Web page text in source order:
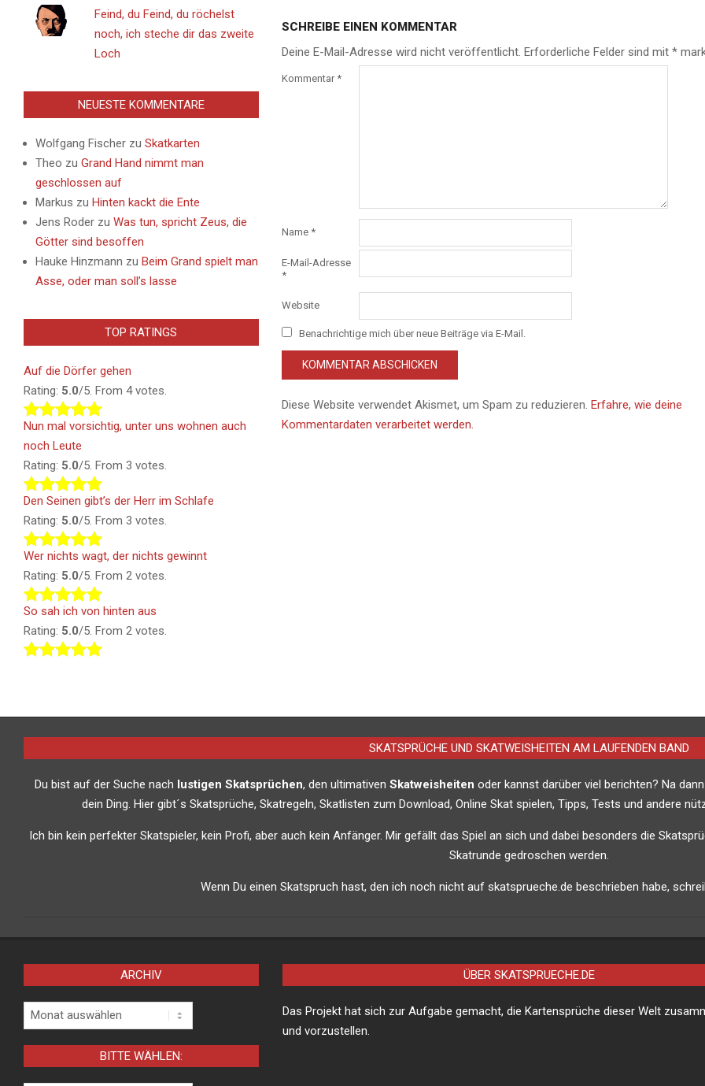
SCHREIBE EINEN KOMMENTAR
Deine E-Mail-Adresse wird nicht veröffentlicht. Erforderliche Felder sind mit *
Kommentar *
Name *
E-Mail-Adresse
*
Website
Benachrichtige mich über neue Beiträge via E-Mail.
Diese Website verwendet Akismet, um Spam zu reduzieren. Erfahre, wie deine
Kommentardaten verarbeitet werden.
Feind, du Feind, du röchelst
noch, ich steche dir das zweite
Loch
NEUESTE KOMMENTARE
Wolfgang Fischer zu Skatkarten
Theo zu Grand Hand nimmt man
geschlossen auf
Markus zu Hinten kackt die Ente
Jens Roder zu Was tun, spricht Zeus, die
Götter sind besoffen
Hauke Hinzmann zu Beim Grand spielt man
Asse, oder man soll’s lasse
TOP RATINGS
Auf die Dörfer gehen
Rating: 5.0/5. From 4 votes.
Nun mal vorsichtig, unter uns wohnen auch
noch Leute
Rating: 5.0/5. From 3 votes.
Den Seinen gibt’s der Herr im Schlafe
Rating: 5.0/5. From 3 votes.
Wer nichts wagt, der nichts gewinnt
Rating: 5.0/5. From 2 votes.
So sah ich von hinten aus
Rating: 5.0/5. From 2 votes.
SKATSPRÜCHE UND SKATWEISHEITEN AM LAUFENDEN BAND
Du bist auf der Suche nach lustigen Skatsprüchen, den ultimativen Skatweisheiten oder kannst darüber viel berichten? Na
dein Ding. Hier gibt´s Skatsprüche, Skatregeln, Skatlisten zum Download, Online Skat spielen, Tipps, Tests und andere
Ich bin kein perfekter Skatspieler, kein Profi, aber auch kein Anfänger. Mir gefällt das Spiel an sich und dabei besonders die
Skatrunde gedroschen werden.
Wenn Du einen Skatspruch hast, den ich noch nicht auf skatsprueche.de beschrieben habe,
ARCHIV
Archiv
BITTE WÄHLEN:
ÜBER SKATSPRUECHE.DE
Das Projekt hat sich zur Aufgabe gemacht, die Kartensprüche dieser Welt
und vorzustellen.